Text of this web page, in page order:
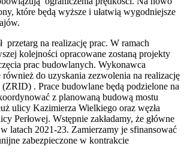
które będą wyższe i ułatwią wygodniejsze
przetarg na realizację prac. W ramach
kolejności opracowane zostaną projekty
prac budowlanych. Wykonawca
do uzyskania zezwolenia na realizację
. Prace budowlane będą podzielone na
z planowaną budową mostu
ulicy Kazimierza Wielkiego oraz węzła
Perłowej. Wstępnie zakładamy, że główne
latach 2021-23. Zamierzamy je sfinansować
zabezpieczone w kontrakcie